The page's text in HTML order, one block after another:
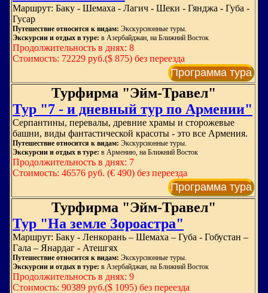
Маршрут: Баку - Шемаха - Лагич - Шеки - Гянджа - Губа -
Гусар
Путешествие относится к видам: Экскурсионные туры.
Экскурсии и отдых в туре: в Азербайджан, на Ближний Восток
Продолжительность в днях: 8
Стоимость: 72229 руб.($ 875) без переезда
Программа тура
Турфирма "Эйм-Травел"
Тур "7 - и дневный тур по Армении"
Серпантины, перевалы, древние храмы и сторожевые
башни, виды фантастической красоты - это все Армения.
Путешествие относится к видам: Экскурсионные туры.
Экскурсии и отдых в туре: в Армению, на Ближний Восток
Продолжительность в днях: 7
Стоимость: 46576 руб. (€ 490) без переезда
Программа тура
Турфирма "Эйм-Травел"
Тур "На земле Зороастра"
Маршрут: Баку - Ленкорань – Шемаха – Губа - Гобустан –
Гала – Янардаг - Атешгях
Путешествие относится к видам: Экскурсионные туры.
Экскурсии и отдых в туре: в Азербайджан, на Ближний Восток
Продолжительность в днях: 9
Стоимость: 90389 руб.($ 1095) без переезда